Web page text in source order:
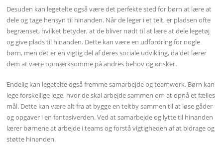
Desuden kan legetelte også være det perfekte sted for børn at lære at
dele og tage hensyn til hinanden. Når de leger i et telt, er pladsen ofte
begrænset, hvilket betyder, at de bliver nødt til at lære at dele legetøj
og give plads til hinanden. Dette kan være en udfordring for nogle
børn, men det er en vigtig del af deres sociale udvikling, da det lærer
dem at være opmærksomme på andres behov og ønsker.
Endelig kan legetelte også fremme samarbejde og teamwork. Børn kan
lege forskellige lege, hvor de skal arbejde sammen om at opnå et fælles
mål. Dette kan være alt fra at bygge en teltby sammen til at løse gåder
og opgaver i en fantasiverden. Ved at samarbejde og lytte til hinanden
lærer børnene at arbejde i teams og forstå vigtigheden af at bidrage og
støtte hinanden.